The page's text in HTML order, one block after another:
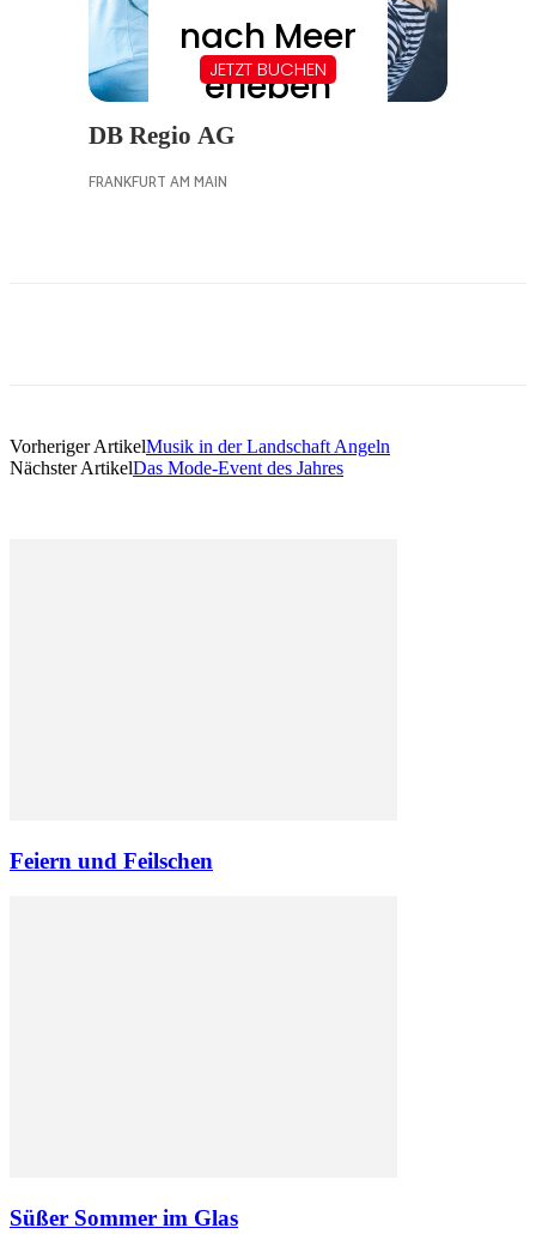
Vorheriger ArtikelMusik in der Landschaft Angeln
Nächster ArtikelDas Mode-Event des Jahres
Feiern und Feilschen
Süßer Sommer im Glas